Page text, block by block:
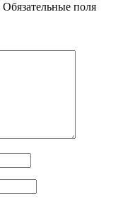
Обязательные поля